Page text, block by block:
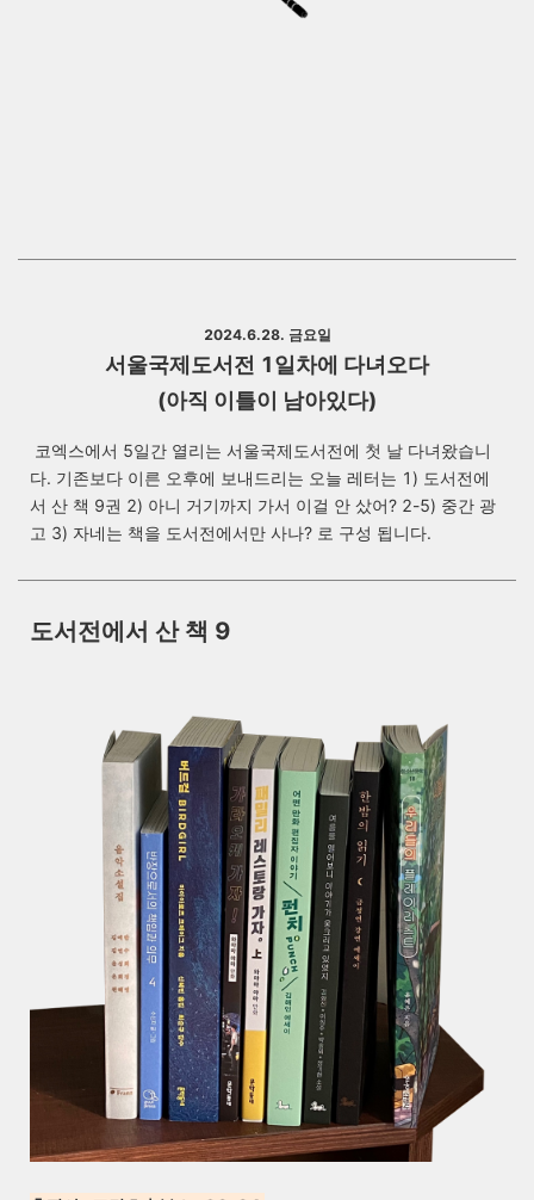
2024.6.28. 금요일
서울국제도서전 1일차에 다녀오다
(아직 이틀이 남아있다)
코엑스에서 5일간 열리는 서울국제도서전에 첫 날 다녀왔습니
다. 기존보다 이른 오후에 보내드리는 오늘 레터는 1) 도서전에
서 산 책 9권 2) 아니 거기까지 가서 이걸 안 샀어? 2-5) 중간 광
고 3) 자네는 책을 도서전에서만 사나? 로 구성 됩니다.
도서전에서 산 책 9